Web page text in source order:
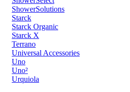
ShowerSolutions
Starck
Starck Organic
Starck X
Terrano
Universal Accessories
Uno
Uno²
Urquiola